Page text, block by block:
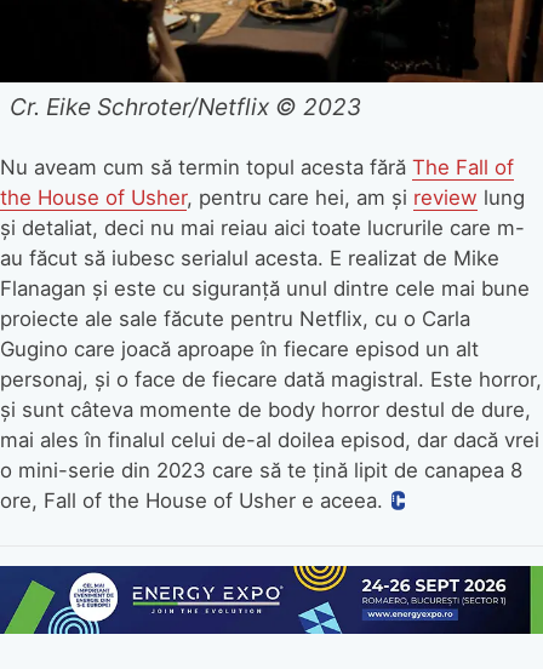
Cr. Eike Schroter/Netflix © 2023
Nu aveam cum să termin topul acesta fără The Fall of
the House of Usher, pentru care hei, am și review lung
și detaliat, deci nu mai reiau aici toate lucrurile care m-
au făcut să iubesc serialul acesta. E realizat de Mike
Flanagan și este cu siguranță unul dintre cele mai bune
proiecte ale sale făcute pentru Netflix, cu o Carla
Gugino care joacă aproape în fiecare episod un alt
personaj, și o face de fiecare dată magistral. Este horror,
și sunt câteva momente de body horror destul de dure,
mai ales în finalul celui de-al doilea episod, dar dacă vrei
o mini-serie din 2023 care să te țină lipit de canapea 8
ore, Fall of the House of Usher e aceea.